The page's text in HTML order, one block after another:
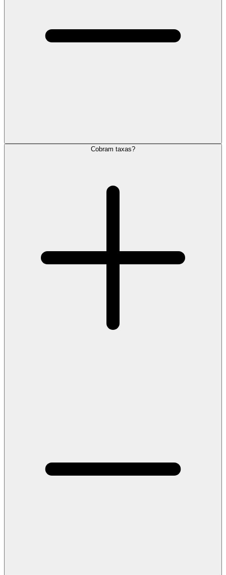
Cobram taxas?